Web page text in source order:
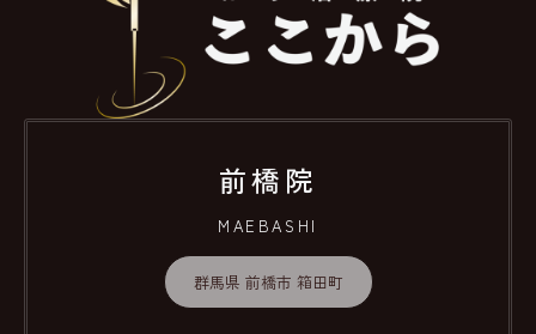
前橋院
MAEBASHI
群馬県 前橋市 箱田町